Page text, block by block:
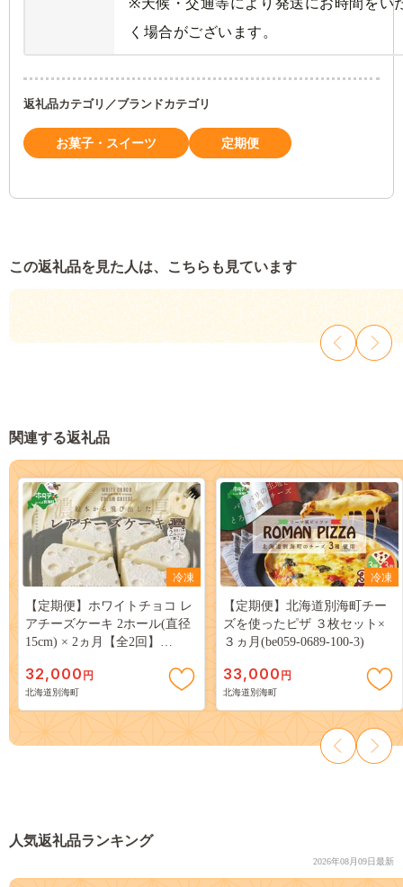
※天候・交通等により発送にお時間をい
く場合がございます。
返礼品カテゴリ／ブランドカテゴリ
お菓子・スイーツ 定期便
この返礼品を見た人は、こちらも見ています
関連する返礼品
冷凍
【定期便】ホワイトチョコ レ
アチーズケーキ 2ホール(直径
15cm) × 2ヵ月【全2回】
32,000 円
北海道別海町
冷凍
【定期便】北海道別海町チー
ズを使ったピザ ３枚セット×
３ヵ月(be059-0689-100-3)
33,000 円
北海道別海町
人気返礼品ランキング
2026年08月09日最新